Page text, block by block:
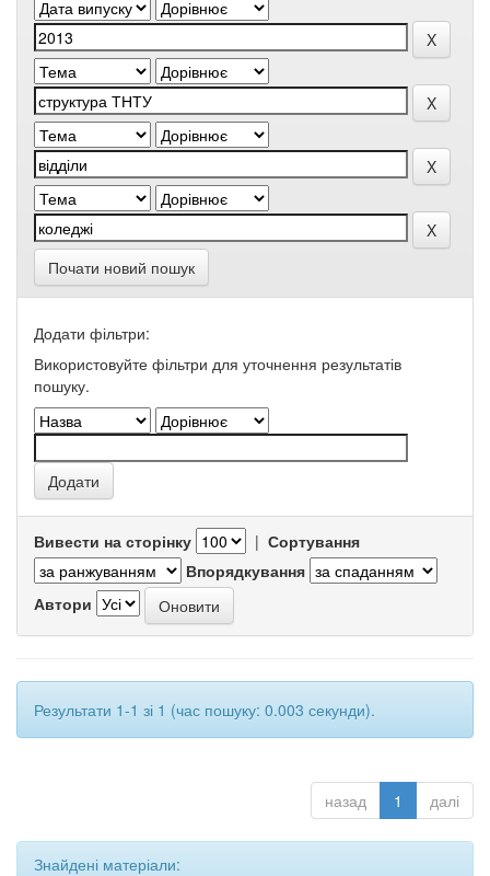
Почати новий пошук
Додати фільтри:
Використовуйте фільтри для уточнення результатів
пошуку.
Вивести на сторінку | Сортування
Впорядкування
Автори
Результати 1-1 зі 1 (час пошуку: 0.003 секунди).
назад 1 далі
Знайдені матеріали: